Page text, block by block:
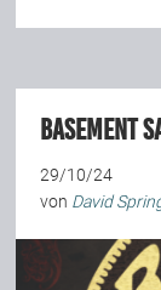
Basement
29/10/24
von David